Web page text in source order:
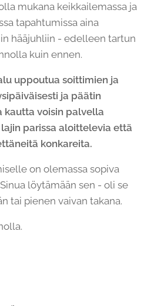
mukana keikkailemassa ja
tapahtumissa aina
hääjuhliin - edelleen tartun
kuin ennen.
uppoutua soittimien ja
ja päätin
kautta voisin palvella
parissa aloittelevia että
konkareita.
on olemassa sopiva
löytämään sen - oli se
tai pienen vaivan takana.